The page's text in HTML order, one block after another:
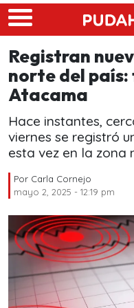
Skip to main content
Registran
norte del país:
Atacama
Hace instantes,
viernes se registró
esta vez en la zona
Por Carla Cornejo
mayo 2, 2025 - 12:19 pm